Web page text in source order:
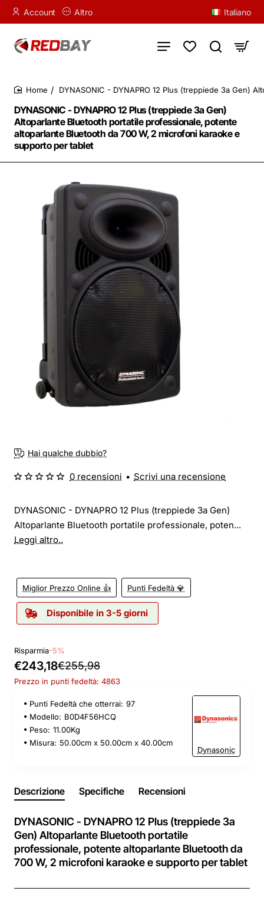
Account Altro Italiano
DYNASONIC - DYNAPRO 12 Plus (treppiede 3a Gen)
Altoparlante Bluetooth portatile professionale, potente
altoparlante Bluetooth da 700 W, 2 microfoni karaoke e
supporto per tablet
DYNASONIC - DYNAPRO 12 Plus (treppiede 3a Gen)
Hai qualche dubbio?
DYNASONIC - DYNAPRO 12 Plus (treppiede 3a Gen)
Altoparlante Bluetooth portatile professionale, poten...
Leggi altro..
Miglior Prezzo Online 👍 Punti Fedeltà 💎
Disponibile in 3-5 giorni
0 recensioni • Scrivi una recensione
Risparmia-5%
€243,18€255,98
Prezzo in punti fedeltà: 4863
Punti Fedeltà che otterrai: 97
Modello: B0D4F56HCQ
Peso: 11.00Kg
Misura: 50.00cm x 50.00cm x 40.00cm
Dynasonic
Descrizione Specifiche Recensioni
DYNASONIC - DYNAPRO 12 Plus (treppiede 3a
Gen) Altoparlante Bluetooth portatile
professionale, potente altoparlante Bluetooth da
700 W, 2 microfoni karaoke e supporto per tablet